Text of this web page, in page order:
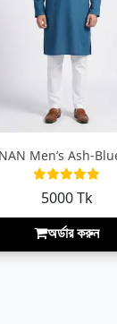
5000 Tk
অর্ডার করুন